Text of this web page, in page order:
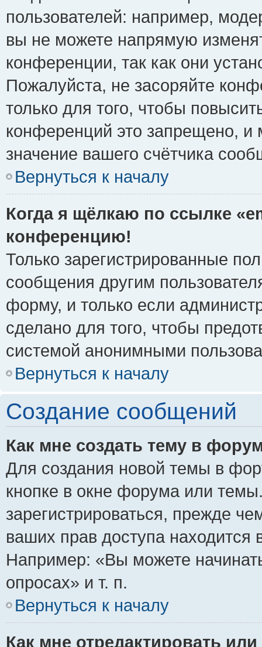
пользователей: например,
вы не можете напрямую
конференции, так как они
Пожалуйста, не засоряйте
только для того, чтобы
конференций это запрещено, и
значение вашего счётчика
Вернуться к началу
Когда я щёлкаю по ссылке
конференцию!
Только зарегистрированные
сообщения другим
форму, и только если
сделано для того, чтобы
системой анонимными
Вернуться к началу
Создание сообщений
Как мне создать тему в
Для создания новой темы в
кнопке в окне форума или
зарегистрироваться, прежде
ваших прав доступа
Например: «Вы можете
опросах» и т. п.
Вернуться к началу
Как мне отредактировать